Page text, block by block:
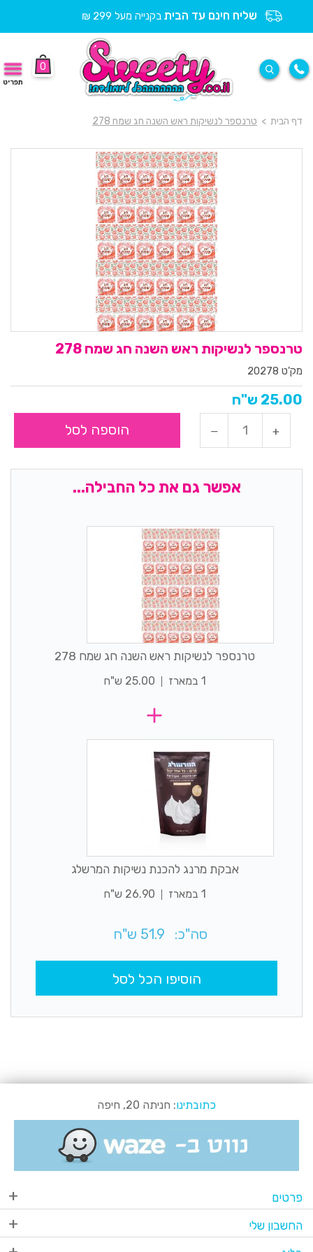
שליח חינם עד הבית בקנייה מעל 299 ₪
0
תפריט
דף הבית > טרנספר לנשיקות ראש השנה חג שמח 278
טרנספר לנשיקות ראש השנה חג שמח 278
מק'ט 20278
25.00 ש"ח
הוספה לסל
אפשר גם את כל החבילה...
טרנספר לנשיקות ראש השנה חג שמח 278
1 במארז 25.00 ש"ח
אבקת מרנג להכנת נשיקות המרשלג
1 במארז 26.90 ש"ח
סה"כ: 51.9 ש"ח
הוסיפו הכל לסל
כתובתינו: חניתה 20, חיפה
פרטים
החשבון שלי